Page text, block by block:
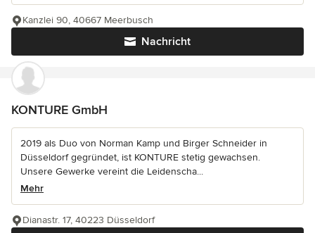
Nachricht
Kanzlei 90, 40667 Meerbusch
KONTURE GmbH
2019 als Duo von Norman Kamp und Birger Schneider in
Düsseldorf gegründet, ist KONTURE stetig gewachsen.
Unsere Gewerke vereint die Leidenscha...
Mehr
Dianastr. 17, 40223 Düsseldorf